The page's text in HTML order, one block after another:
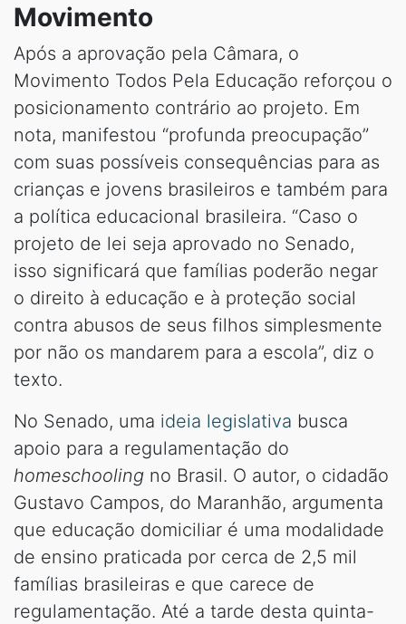
Movimento
Após a aprovação pela Câmara, o
Movimento Todos Pela Educação reforçou o
posicionamento contrário ao projeto. Em
nota, manifestou “profunda preocupação”
com suas possíveis consequências para as
crianças e jovens brasileiros e também para
a política educacional brasileira. “Caso o
projeto de lei seja aprovado no Senado,
isso significará que famílias poderão negar
o direito à educação e à proteção social
contra abusos de seus filhos simplesmente
por não os mandarem para a escola”, diz o
texto.
No Senado, uma ideia legislativa busca
apoio para a regulamentação do
homeschooling no Brasil. O autor, o cidadão
Gustavo Campos, do Maranhão, argumenta
que educação domiciliar é uma modalidade
de ensino praticada por cerca de 2,5 mil
famílias brasileiras e que carece de
regulamentação. Até a tarde desta quinta-